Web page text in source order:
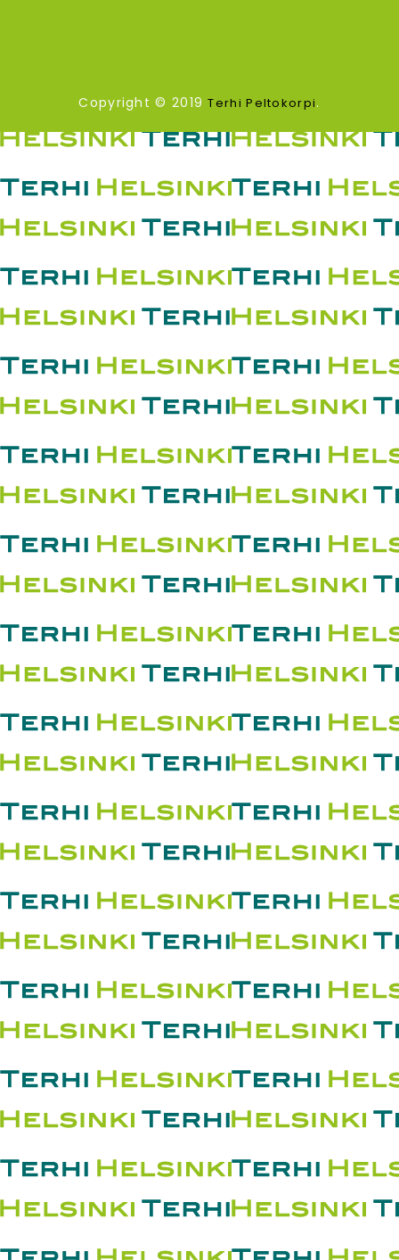
Copyright © 2019Terhi Peltokorpi.